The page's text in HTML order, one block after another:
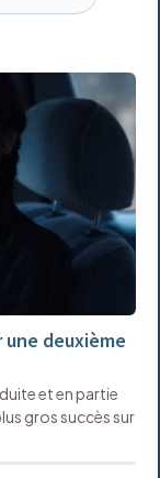
deuxième
et en partie
gros succès sur